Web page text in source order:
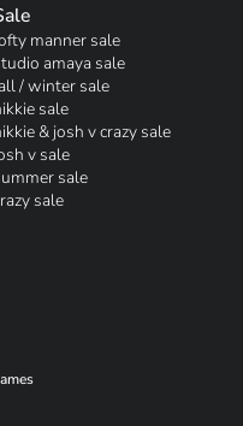
manner sale
amaya sale
/ winter sale
sale
& josh v crazy sale
v sale
sale
sale